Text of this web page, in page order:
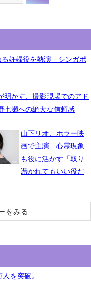
る妊婦役を熱演 シンガポ
明かす、撮影現場でのアド
七瀬への絶大な信頼感
山下リオ、ホラー映
画で主演 心霊現象
も役に活かす「取り
憑かれてもいい役だ
をみる
を突破。